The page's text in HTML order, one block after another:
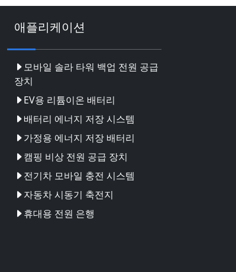
애플리케이션
모바일 솔라 타워 백업 전원 공급
장치
EV용 리튬이온 배터리
배터리 에너지 저장 시스템
가정용 에너지 저장 배터리
캠핑 비상 전원 공급 장치
전기차 모바일 충전 시스템
자동차 시동기 축전지
휴대용 전원 은행